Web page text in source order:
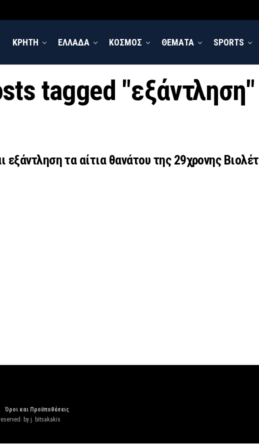
ΚΡΗΤΗ ΕΛΛΑΔΑ ΚΟΣΜΟΣ ΘΕΜΑΤΑ SPORTS
tagged "εξάντληση"
εξάντληση τα αίτια θανάτου της 29χρονης Βιολέτ
Όροι και Προϋποθέσεις
by j. bitsakakis